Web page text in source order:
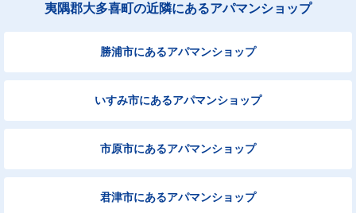
夷隅郡大多喜町の近隣にあるアパマンショップ
勝浦市にあるアパマンショップ
いすみ市にあるアパマンショップ
市原市にあるアパマンショップ
君津市にあるアパマンショップ